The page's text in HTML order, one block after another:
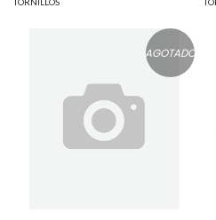
AGOTADO